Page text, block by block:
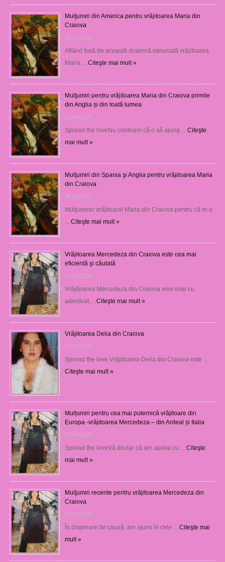
Mulţumiri din America pentru vrăjitoarea Maria din
Craiova
31/07/2026
Aflând însă de această doamnă minunată vrăjitoarea
Maria …Citeşte mai mult »
Mulţumiri pentru vrăjitoarea Maria din Craiova primite
din Anglia și din toată lumea
29/07/2026
Spread the loveNu credeam că o să ajung …Citeşte
mai mult »
Mulţumiri din Spania şi Anglia pentru vrăjitoarea Maria
din Craiova
28/07/2026
Mulţumesc vrăjitoarei Maria din Craiova pentru că m-a
…Citeşte mai mult »
Vrăjitoarea Mercedeza din Craiova este cea mai
eficientă şi căutată
27/07/2026
Vrăjitoarea Mercedeza din Craiova vine este cu
adevărat …Citeşte mai mult »
Vrăjitoarea Delia din Craiova
27/07/2026
Spread the love Vrăjitoarea Delia din Craiova este …
Citeşte mai mult »
Mulțumiri pentru cea mai puternică vrăjitoare din
Europa -vrăjitoarea Mercedeza – din Ardeal și Italia
23/07/2026
Spread the loveVă declar că am apelat cu …Citeşte
mai mult »
Mulţumiri recente pentru vrăjitoarea Mercedeza din
Craiova
22/07/2026
În disperare de cauză, am ajuns în cele …Citeşte mai
mult »